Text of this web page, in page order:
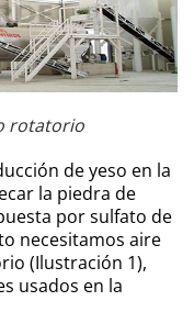
rotatorio
de yeso en la
la piedra de
por sulfato de
necesitamos aire
(Ilustración 1),
usados en la